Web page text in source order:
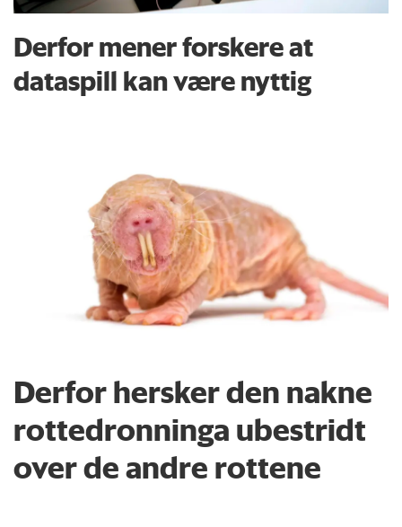
Derfor mener forskere at
dataspill kan være nyttig
Derfor hersker den nakne
rottedronninga ubestridt
over de andre rottene